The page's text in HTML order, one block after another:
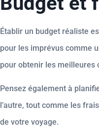
Établir un budget réaliste
pour les imprévus comme
pour obtenir les meilleures
Pensez également à
l’autre, tout comme les
de votre voyage.